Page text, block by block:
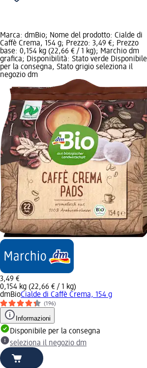
Marca: dmBio; Nome del prodotto: Cialde di
Caffè Crema, 154 g; Prezzo: 3,49 €; Prezzo
base: 0,154 kg (22,66 € / 1 kg); Marchio dm
grafica; Disponibilità: Stato verde Disponibile
per la consegna, Stato grigio seleziona il
negozio dm
3,49 €
0,154 kg (22,66 € / 1 kg)
dmBioCialde di Caffè Crema, 154 g
(196)
Informazioni
Disponibile per la consegna
seleziona il negozio dm